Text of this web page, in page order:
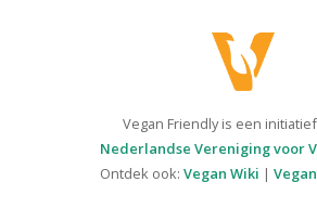
Vegan Friendly is een
Nederlandse Vereniging voor
Ontdek ook: Vegan Wiki |